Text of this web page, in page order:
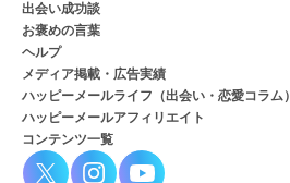
出会い成功談
お褒めの言葉
ヘルプ
メディア掲載・広告実績
ハッピーメールライフ（出会い・恋愛コラム）
ハッピーメールアフィリエイト
コンテンツ一覧